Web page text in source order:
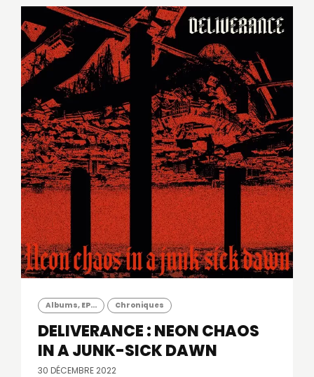
Albums, EP... Chroniques
DELIVERANCE : NEON CHAOS
IN A JUNK-SICK DAWN
30 DÉCEMBRE 2022